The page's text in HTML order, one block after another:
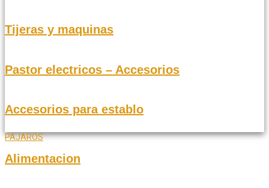
Tijeras y maquinas
Pastor electricos – Accesorios
Accesorios para establo
PAJAROS
Alimentacion